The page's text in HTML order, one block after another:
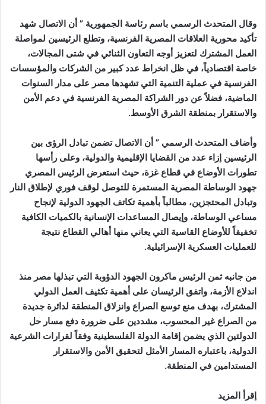
وقال المتحدث الرسمي باسم رئاسة الجمهورية ” أن الاتصال شهد
تأكيد محورية العلاقات المصرية الفرنسية، وتطلع الرئيسين لمواصلة
العمل المشترك لتعزيز أوجه التعاون الثنائي في شتى المجالات،
خاصة اقتصادياً، في ظل انخراط عدد كبير من الشركات والمؤسسات
الفرنسية في عملية التنمية التي تشهدها مصر على مدار السنوات
الماضية، فضلاً عن دور الشراكة المصرية الفرنسية في دعم الأمن
والاستقرار بمنطقة الشرق الأوسط.
وأضاف المتحدث الرسمي ” أن الاتصال تضمن تبادل الرؤى بين
الرئيسين إزاء عدد من القضايا الإقليمية والدولية، وعلى رأسها
تطورات الأوضاع في قطاع غزة، حيث استعرض الرئيس المصري
جهود الوساطة المصرية المستمرة للتوصل لوقف فوري لإطلاق النار
وتبادل المحتجزين، مطالباً بأهمية تكاتف الجهود الدولية لإنجاح
مساعي الوساطة، وإيصال المساعدات الإنسانية بالكميات الكافية
تخفيفاً للأوضاع القاسية التي يعاني منها أهالي القطاع نتيجة
للعمليات العسكرية الإسرائيلية.
من جانبه ثمن الرئيس ماكرون الجهود الدؤوبة التي تبذلها مصر منذ
اندلاع الأزمة، واتفق الرئيسان على أهمية تكثيف العمل الدولي
المشترك، بهدف منع توسع الصراع وانزلاق المنطقة لدائرة جديدة
من الصراع غير المحسوب، مشددين على ضرورة دفع مسار حل
الدولتين الذي يضمن إقامة الدولة الفلسطينية وفقاً لقرارات الشرعية
الدولية، باعتباره المسار الأمثل لتحقيق الأمن والاستقرار
المستدامين في المنطقة.
إقرأ المزيد